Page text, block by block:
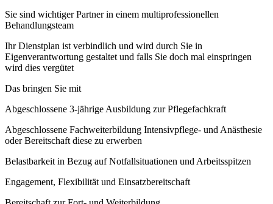
Sie sind wichtiger Partner in einem multiprofessionellen
Behandlungsteam
Ihr Dienstplan ist verbindlich und wird durch Sie in
Eigenverantwortung gestaltet und falls Sie doch mal einspringen
wird dies vergütet
Das bringen Sie mit
Abgeschlossene 3-jährige Ausbildung zur Pflegefachkraft
Abgeschlossene Fachweiterbildung Intensivpflege- und Anästhesie
oder Bereitschaft diese zu erwerben
Belastbarkeit in Bezug auf Notfallsituationen und Arbeitsspitzen
Engagement, Flexibilität und Einsatzbereitschaft